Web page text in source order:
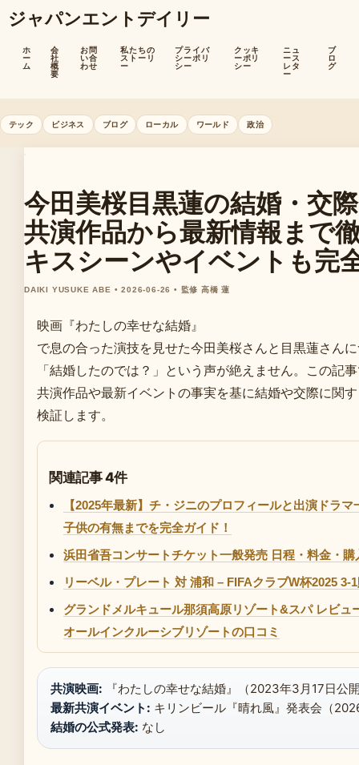
ジャパンエントデイリー
ホ
ー
ム
会
社
概
要
お問
い合
わせ
私たちの
ストーリ
ー
プライバ
シーポリ
シー
クッキ
ーポリ
シー
ニュ
ース
レタ
ー
ブ
ロ
グ
テック ビジネス ブログ ローカル ワールド 政治
今田美桜目黒蓮の結婚・交
共演作品から最新情報まで
キスシーンやイベントも完
DAIKI YUSUKE ABE • 2026-06-26 • 監修 高橋 蓮
映画『わたしの幸せな結婚』
で息の合った演技を見せた今田美桜さんと目黒蓮さん
「結婚したのでは？」という声が絶えません。この記
共演作品や最新イベントの事実を基に結婚や交際に関
検証します。
関連記事 4件
【2025年最新】チ・ジニのプロフィールと出演ドラ
子供の有無までを完全ガイド！
浜田省吾コンサートチケット一般発売 日程・料金・購
リーベル・プレート 対 浦和 – FIFAクラブW杯2025 3-
グランドメルキュール那須高原リゾート&スパ レビュ
オールインクルーシブリゾートの口コミ
共演映画: 『わたしの幸せな結婚』（2023年3月17日公
最新共演イベント: キリンビール『晴れ風』発表会（
結婚の公式発表: なし